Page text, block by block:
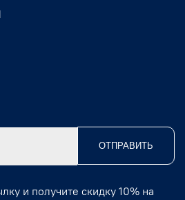
ОТПРАВИТЬ
и получите скидку 10% на